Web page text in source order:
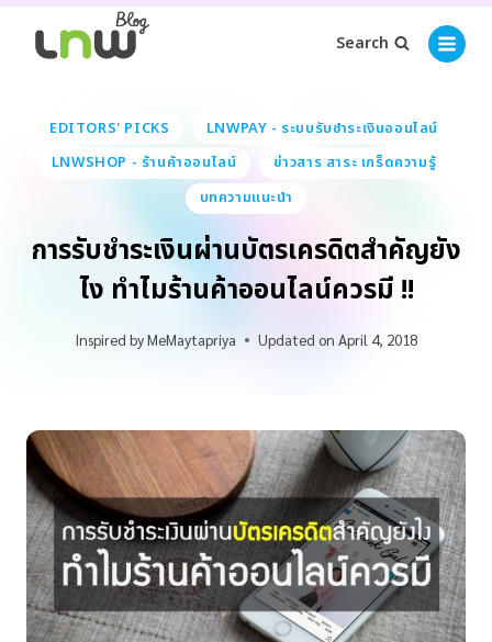
Search
EDITORS' PICKS
LNWPAY - ระบบรับชำระเงินออนไลน์
LNWSHOP - ร้านค้าออนไลน์
ข่าวสาร สาระ เกร็ดความรู้
บทความแนะนำ
การรับชำระเงินผ่านบัตรเครดิตสำคัญยัง
ไง ทำไมร้านค้าออนไลน์ควรมี !!
Inspired byMeMaytapriya Updated on April 4, 2018